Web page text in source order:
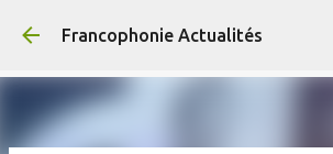
Accéder au contenu
Francophonie Actualités